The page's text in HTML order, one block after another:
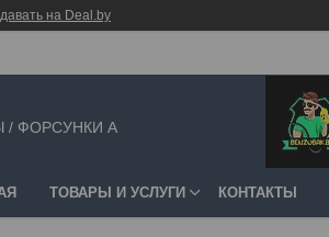
на Deal.by
/ ФОРСУНКИ А
ТОВАРЫ И УСЛУГИ КОНТАКТЫ